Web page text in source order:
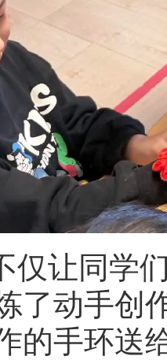
仅让同学
了动手创
的手环送